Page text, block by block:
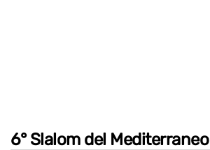
6° Slalom del Mediterraneo